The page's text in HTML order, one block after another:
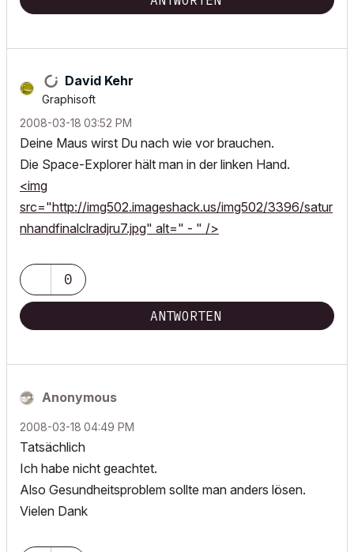
David Kehr
Graphisoft
‎2008-03-18 03:52 PM
Deine Maus wirst Du nach wie vor brauchen.
Die Space-Explorer hält man in der linken Hand.
<img
src="http://img502.imageshack.us/img502/3396/satur
nhandfinalclradjru7.jpg" alt=" - " />
0
ANTWORTEN
Anonymous
‎2008-03-18 04:49 PM
Tatsächlich
Ich habe nicht geachtet.
Also Gesundheitsproblem sollte man anders lösen.
Vielen Dank